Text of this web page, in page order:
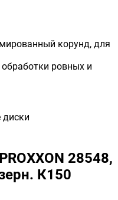
корунд, для
ровных и
28548,
К150